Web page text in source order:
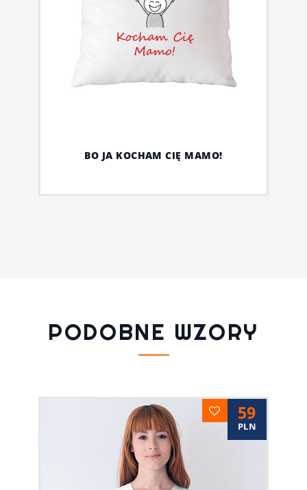
BO JA KOCHAM CIĘ MAMO!
PODOBNE WZORY
59
PLN